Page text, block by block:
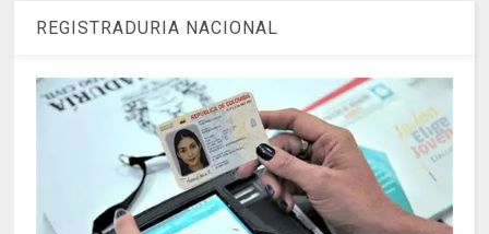
REGISTRADURIA NACIONAL